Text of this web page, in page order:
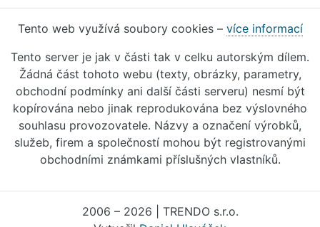
Tento web využívá soubory cookies – více informací
Tento server je jak v části tak v celku autorským dílem.
Žádná část tohoto webu (texty, obrázky, parametry,
obchodní podmínky ani další části serveru) nesmí být
kopírována nebo jinak reprodukována bez výslovného
souhlasu provozovatele. Názvy a označení výrobků,
služeb, firem a společností mohou být registrovanými
obchodními známkami příslušných vlastníků.
2006 – 2026 | TRENDO s.r.o.